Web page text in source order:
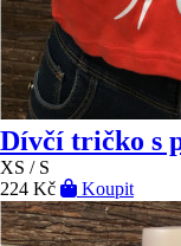
Dívčí tričko s
XS / S
224 Kč
Koupit